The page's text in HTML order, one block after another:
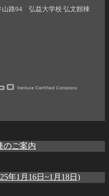
山路94 弘益大学校 弘文館棟
のご案内
年1月16日~1月18日)